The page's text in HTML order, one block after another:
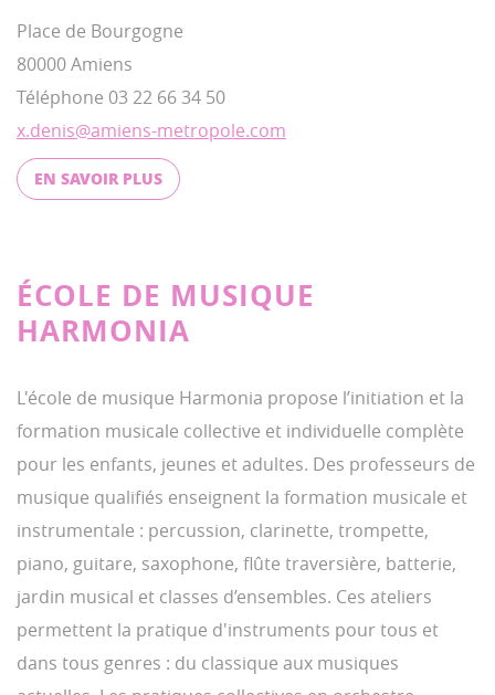
Place de Bourgogne
80000 Amiens
Téléphone 03 22 66 34 50
x.denis@amiens-metropole.com
EN SAVOIR PLUS
ÉCOLE DE MUSIQUE
HARMONIA
L'école de musique Harmonia propose l’initiation et la
formation musicale collective et individuelle complète
pour les enfants, jeunes et adultes. Des professeurs de
musique qualifiés enseignent la formation musicale et
instrumentale : percussion, clarinette, trompette,
piano, guitare, saxophone, flûte traversière, batterie,
jardin musical et classes d’ensembles. Ces ateliers
permettent la pratique d'instruments pour tous et
dans tous genres : du classique aux musiques